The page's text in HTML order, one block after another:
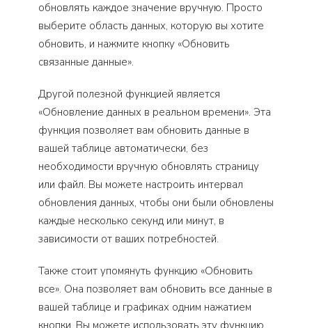
обновлять каждое значение вручную. Просто
выберите область данных, которую вы хотите
обновить, и нажмите кнопку «Обновить
связанные данные».
Другой полезной функцией является
«Обновление данных в реальном времени». Эта
функция позволяет вам обновить данные в
вашей таблице автоматически, без
необходимости вручную обновлять страницу
или файл. Вы можете настроить интервал
обновления данных, чтобы они были обновлены
каждые несколько секунд или минут, в
зависимости от ваших потребностей.
Также стоит упомянуть функцию «Обновить
все». Она позволяет вам обновить все данные в
вашей таблице и графиках одним нажатием
кнопки. Вы можете использовать эту функцию,